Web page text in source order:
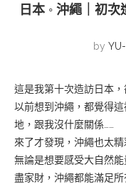
日本 ◦ 沖繩｜初
by
這是我第十次造訪日本
以前想到沖繩，都覺得
地，跟我沒什麼關係……
來了才發現，沖繩也太精
無論是想要感受大自然
盡家財，沖繩都能滿足所